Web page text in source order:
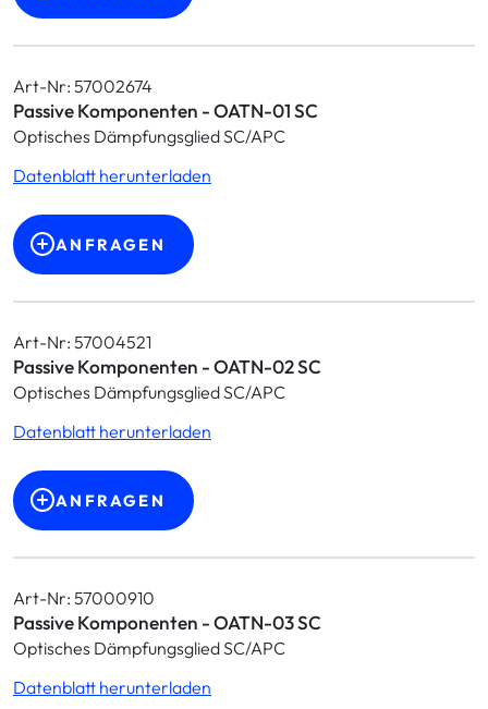
Art-Nr: 57002674
Passive Komponenten - OATN-01 SC
Optisches Dämpfungsglied SC/APC
Datenblatt herunterladen
ANFRAGEN
Art-Nr: 57004521
Passive Komponenten - OATN-02 SC
Optisches Dämpfungsglied SC/APC
Datenblatt herunterladen
ANFRAGEN
Art-Nr: 57000910
Passive Komponenten - OATN-03 SC
Optisches Dämpfungsglied SC/APC
Datenblatt herunterladen